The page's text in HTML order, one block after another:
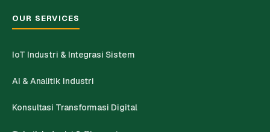
OUR SERVICES
IoT Industri & Integrasi Sistem
AI & Analitik Industri
Konsultasi Transformasi Digital